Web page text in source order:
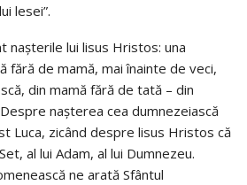
lesei”.
naşterile lui lisus Hristos: una
fără de mamă, mai înainte de veci,
din mamă fără de tată – din
naşterea cea dumnezeiască
Luca, zicând despre lisus Hristos că
al lui Adam, al lui Dumnezeu.
ne arată Sfântul